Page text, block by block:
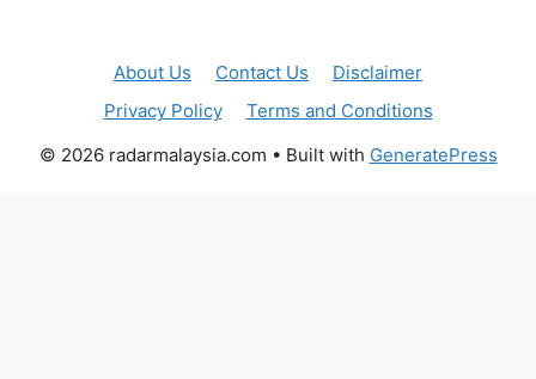
About Us Contact Us
Disclaimer
Privacy Policy
Terms and Conditions
© 2026 radarmalaysia.com • Built with GeneratePress